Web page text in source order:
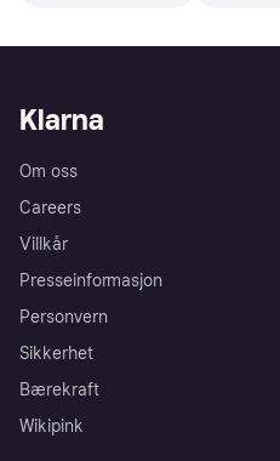
Klarna
Om oss
Careers
Villkår
Presseinformasjon
Personvern
Sikkerhet
Bærekraft
Wikipink